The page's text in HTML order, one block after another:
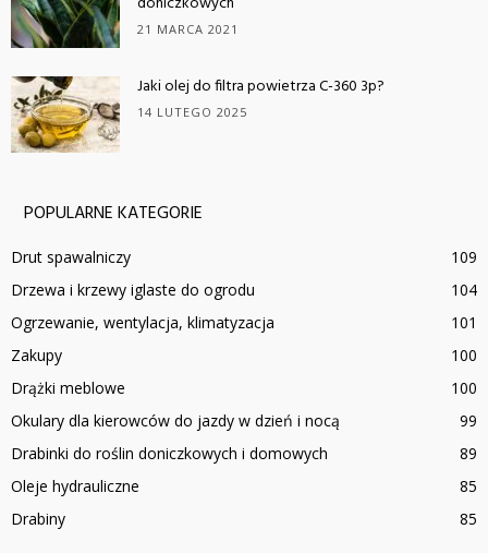
21 MARCA 2021
Jaki olej do filtra powietrza C-360 3p?
14 LUTEGO 2025
POPULARNE KATEGORIE
Drut spawalniczy
109
Drzewa i krzewy iglaste do ogrodu
104
Ogrzewanie, wentylacja, klimatyzacja
101
Zakupy
100
Drążki meblowe
100
Okulary dla kierowców do jazdy w dzień i nocą
99
Drabinki do roślin doniczkowych i domowych
89
Oleje hydrauliczne
85
Drabiny
85